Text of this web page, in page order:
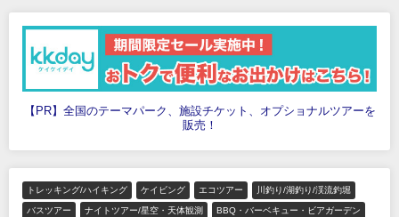
【PR】全国のテーマパーク、施設チケット、オプショナルツアーを
販売！
トレッキング/ハイキング ケイビング エコツアー 川釣り/湖釣り/渓流釣堀
バスツアー ナイトツアー/星空・天体観測 BBQ・バーベキュー・ビアガーデン